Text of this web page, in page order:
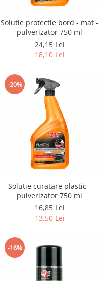
Solutie protectie bord - mat -
pulverizator 750 ml
24,15 Lei
18,10 Lei
-20%
Solutie curatare plastic -
pulverizator 750 ml
16,85 Lei
13,50 Lei
-16%